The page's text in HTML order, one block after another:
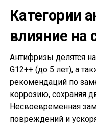
Категории
влияние на
Антифризы делятся
G12++ (до 5 лет), а
рекомендаций по
коррозию, сохраняя
Несвоевременная
повреждений и